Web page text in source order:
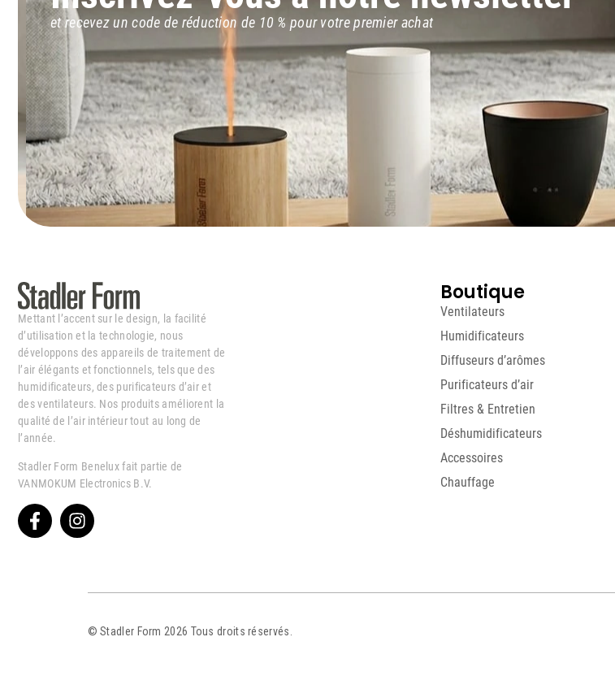
et recevez un code de réduction de 10 % pour votre premier achat
Mettant l’accent sur le design, la facilité
d’utilisation et la technologie, nous
développons des appareils de traitement de
l’air élégants et fonctionnels, tels que des
humidificateurs, des purificateurs d’air et
des ventilateurs. Nos produits améliorent la
qualité de l’air intérieur tout au long de
l’année.
Stadler Form Benelux fait partie de
VANMOKUM Electronics B.V.
Boutique
Ventilateurs
Humidificateurs
Diffuseurs d’arômes
Purificateurs d’air
Filtres & Entretien
Déshumidificateurs
Accessoires
Chauffage
© Stadler Form 2026 Tous droits réservés.